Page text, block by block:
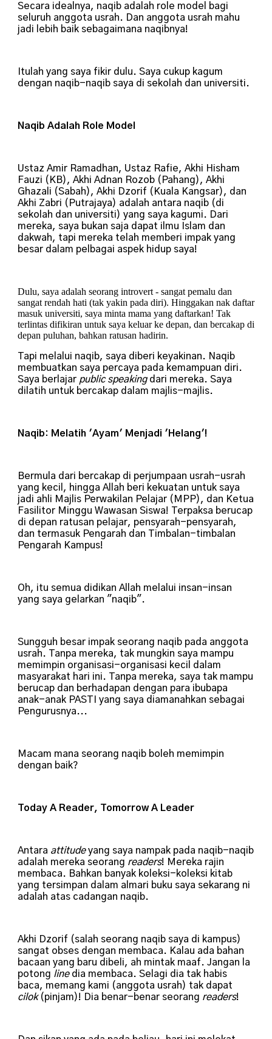
Secara idealnya, naqib adalah role model bagi
seluruh anggota usrah. Dan anggota usrah mahu
jadi lebih baik sebagaimana naqibnya!
Itulah yang saya fikir dulu. Saya cukup kagum
dengan naqib-naqib saya di sekolah dan universiti.
Naqib Adalah Role Model
Ustaz Amir Ramadhan, Ustaz Rafie, Akhi Hisham
Fauzi (KB), Akhi Adnan Rozob (Pahang), Akhi
Ghazali (Sabah), Akhi Dzorif (Kuala Kangsar), dan
Akhi Zabri (Putrajaya) adalah antara naqib (di
sekolah dan universiti) yang saya kagumi. Dari
mereka, saya bukan saja dapat ilmu Islam dan
dakwah, tapi mereka telah memberi impak yang
besar dalam pelbagai aspek hidup saya!
Dulu, saya adalah seorang introvert - sangat pemalu dan
sangat rendah hati (tak yakin pada diri). Hinggakan nak daftar
masuk universiti, saya minta mama yang daftarkan! Tak
terlintas difikiran untuk saya keluar ke depan, dan bercakap di
depan puluhan, bahkan ratusan hadirin.
Tapi melalui naqib, saya diberi keyakinan. Naqib
membuatkan saya percaya pada kemampuan diri.
Saya berlajar public speaking dari mereka. Saya
dilatih untuk bercakap dalam majlis-majlis.
Naqib: Melatih 'Ayam' Menjadi 'Helang'!
Bermula dari bercakap di perjumpaan usrah-usrah
yang kecil, hingga Allah beri kekuatan untuk saya
jadi ahli Majlis Perwakilan Pelajar (MPP), dan Ketua
Fasilitor Minggu Wawasan Siswa! Terpaksa berucap
di depan ratusan pelajar, pensyarah-pensyarah,
dan termasuk Pengarah dan Timbalan-timbalan
Pengarah Kampus!
Oh, itu semua didikan Allah melalui insan-insan
yang saya gelarkan "naqib".
Sungguh besar impak seorang naqib pada anggota
usrah. Tanpa mereka, tak mungkin saya mampu
memimpin organisasi-organisasi kecil dalam
masyarakat hari ini. Tanpa mereka, saya tak mampu
berucap dan berhadapan dengan para ibubapa
anak-anak PASTI yang saya diamanahkan sebagai
Pengurusnya...
Macam mana seorang naqib boleh memimpin
dengan baik?
Today A Reader, Tomorrow A Leader
Antara attitudeyang saya nampak pada naqib-naqib
adalah mereka seorang readers! Mereka rajin
membaca. Bahkan banyak koleksi-koleksi kitab
yang tersimpan dalam almari buku saya sekarang ni
adalah atas cadangan naqib.
Akhi Dzorif (salah seorang naqib saya di kampus)
sangat obses dengan membaca. Kalau ada bahan
bacaan yang baru dibeli, ah mintak maaf. Jangan la
potong linedia membaca. Selagi dia tak habis
baca, memang kami (anggota usrah) tak dapat
cilok (pinjam)! Dia benar-benar seorang readers!